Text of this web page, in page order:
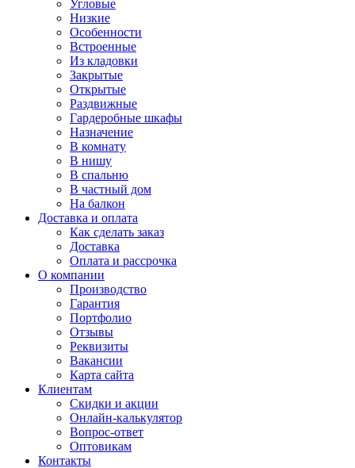
Угловые
Низкие
Особенности
Встроенные
Из кладовки
Закрытые
Открытые
Раздвижные
Гардеробные шкафы
Назначение
В комнату
В нишу
В спальню
В частный дом
На балкон
Доставка и оплата
Как сделать заказ
Доставка
Оплата и рассрочка
О компании
Производство
Гарантия
Портфолио
Отзывы
Реквизиты
Вакансии
Карта сайта
Клиентам
Скидки и акции
Онлайн-калькулятор
Вопрос-ответ
Оптовикам
Контакты